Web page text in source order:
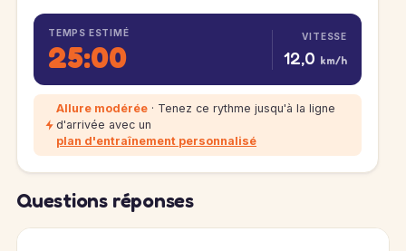
TEMPS ESTIMÉ
25:00
VITESSE
12,0 km/h
Allure modérée · Tenez ce rythme jusqu'à la ligne
d'arrivée avec un
plan d'entraînement personnalisé
Questions réponses